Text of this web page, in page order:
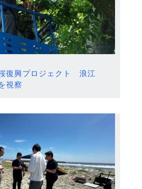
復興プロジェクト 浪江
視察